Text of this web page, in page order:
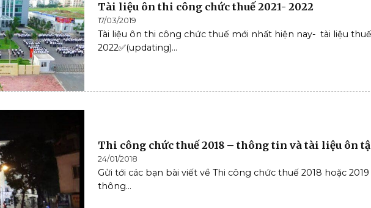
Tài liệu ôn thi công chức thuế 2021- 2022
17/03/2019
Tài liệu ôn thi công chức thuế mới nhất hiện nay- tài liệu thuế
2022✅(updating)...
Thi công chức thuế 2018 – thông tin và tài liệu ôn
24/01/2018
Gửi tới các bạn bài viết về Thi công chức thuế 2018 hoặc 2019
thông...